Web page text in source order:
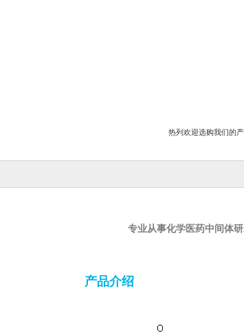
热列欢迎选购我们的
专业从事化学医药中间体
产品介绍